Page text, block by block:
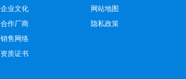
网站地图
隐私政策
企业文化
合作厂商
销售网络
资质证书